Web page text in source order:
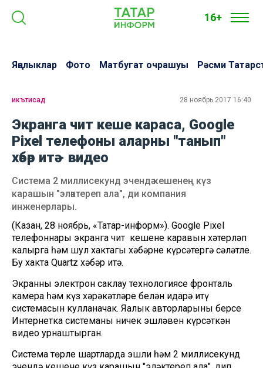
16+
Яңалыклар Фото Матбугат очрашуы Рәсми
икътисад 28 ноябрь 2017 16:40
Экранга чит кеше караса, Google
Pixel телефоны аларны "танып"
хәбәр итә - видео
Система 2 миллисекунд эчендә кешенең күз
карашын "эләктереп ала", ди компания
инженерлары.
(Казан, 28 ноябрь, «Татар-информ»). Google Pixel
телефоннары экранга чит кешенең каравын хәтерләп
калырга һәм шул хактагы хәбәрне күрсәтергә сәләтле.
Бу хакта Quartz хәбәр итә.
Экранның электрон саклау технологиясе фронталь
камера һәм күз хәрәкәтләре белән идарә итү
системасын кулланачак. Яңалык авторларының берсе
Интернетка системаның ничек эшләвен күрсәткән
видео урнаштырган.
Система төрле шартларда эшли һәм 2 миллисекунд